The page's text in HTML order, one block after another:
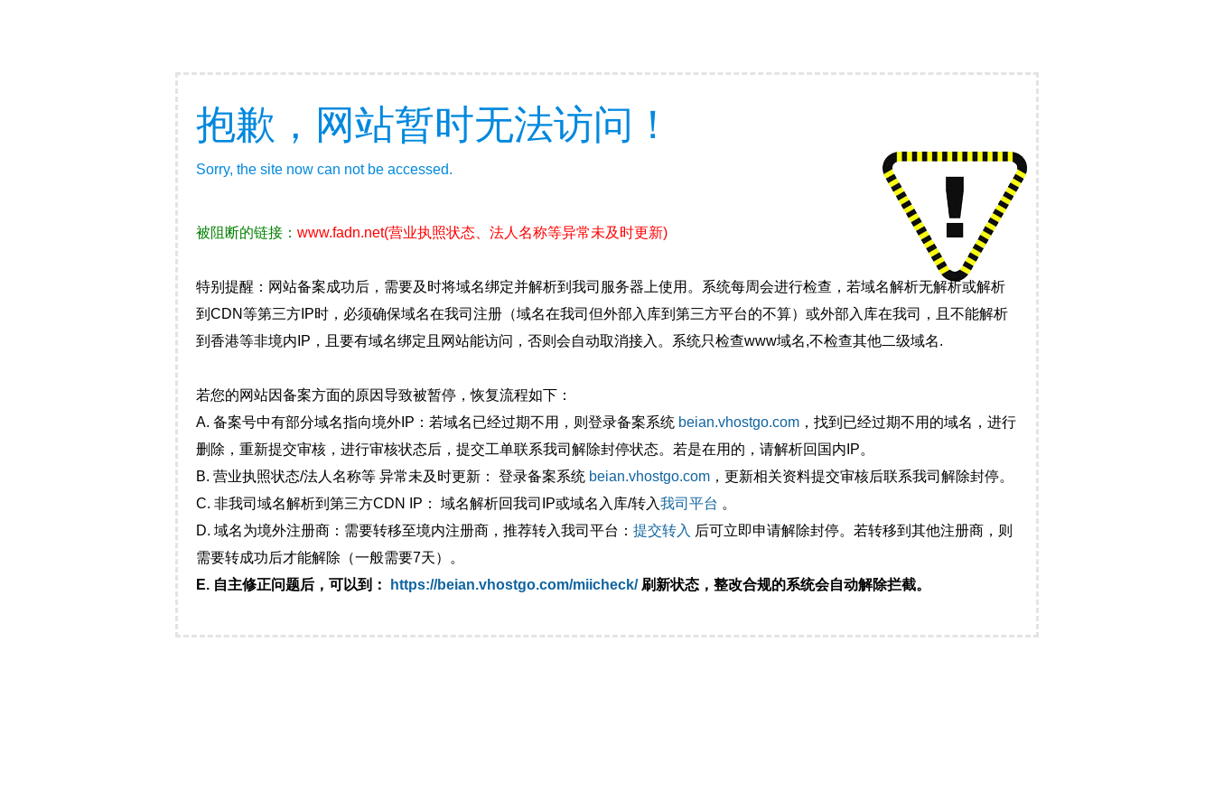
抱歉，网站暂时无法访问！
Sorry, the site now can not be accessed.
被阻断的链接： www.fadn.net(营业执照状态、法人名称等异常未及时更新)
特别提醒：网站备案成功后，需要及时将域名绑定并解析到我司服务器上使用。系统每周会进行检查，若域名解析无解析或解析
到CDN等第三方IP时，必须确保域名在我司注册（域名在我司但外部入库到第三方平台的不算）或外部入库在我司，且不能解析
到香港等非境内IP，且要有域名绑定且网站能访问，否则会自动取消接入。系统只检查www域名,不检查其他二级域名.
若您的网站因备案方面的原因导致被暂停，恢复流程如下：
A. 备案号中有部分域名指向境外IP：若域名已经过期不用，则登录备案系统 beian.vhostgo.com ，找到已经过期不用的域名，进行
删除，重新提交审核，进行审核状态后，提交工单联系我司解除封停状态。若是在用的，请解析回国内IP。
B. 营业执照状态/法人名称等 异常未及时更新： 登录备案系统 beian.vhostgo.com ，更新相关资料提交审核后联系我司解除封停。
C. 非我司域名解析到第三方CDN IP： 域名解析回我司IP或域名入库/转入我司平台 。
D. 域名为境外注册商：需要转移至境内注册商，推荐转入我司平台： 提交转入 后可立即申请解除封停。若转移到其他注册商，则
需要转成功后才能解除（一般需要7天）。
E. 自主修正问题后，可以到：
https://beian.vhostgo.com/miicheck/刷新状态，整改合规的系统会自动解除拦截。